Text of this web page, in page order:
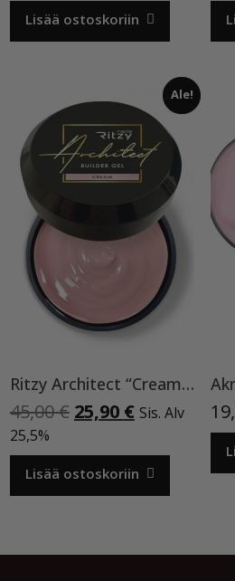
Lisää ostoskoriin
Ale!
Ritzy Architect “Cream” rakennegeeli,50ml
45,00€ Alkuperäinen
oli:
45,00 €.
25,90 €Nykyinen
on:
25,90 €.
Sis. Alv
25,5%
Lisää ostoskoriin